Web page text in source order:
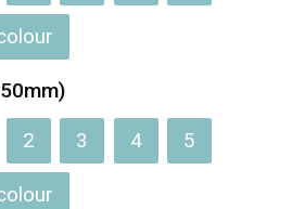
2 3 4 5